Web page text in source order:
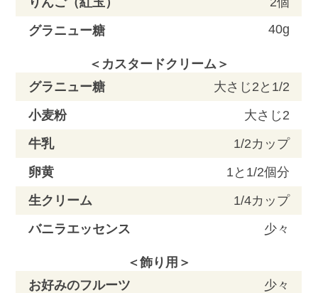
グラニュー糖
40g
＜カスタードクリーム＞
グラニュー糖
大さじ2と1/2
小麦粉
大さじ2
牛乳
1/2カップ
卵黄
1と1/2個分
生クリーム
1/4カップ
バニラエッセンス
少々
＜飾り用＞
お好みのフルーツ
少々